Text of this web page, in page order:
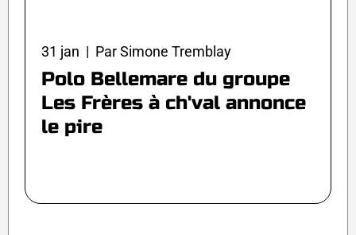
31 jan | Par Simone Tremblay
Polo Bellemare du groupe
Les Frères à ch'val annonce
le pire